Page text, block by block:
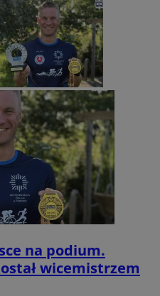
na podium.
wicemistrzem